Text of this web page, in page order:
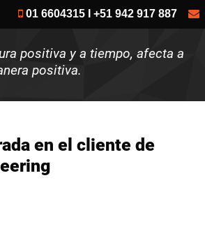
01 6604315 I +51 942 917 887
positiva y a tiempo, afecta a
positiva.
en el cliente de